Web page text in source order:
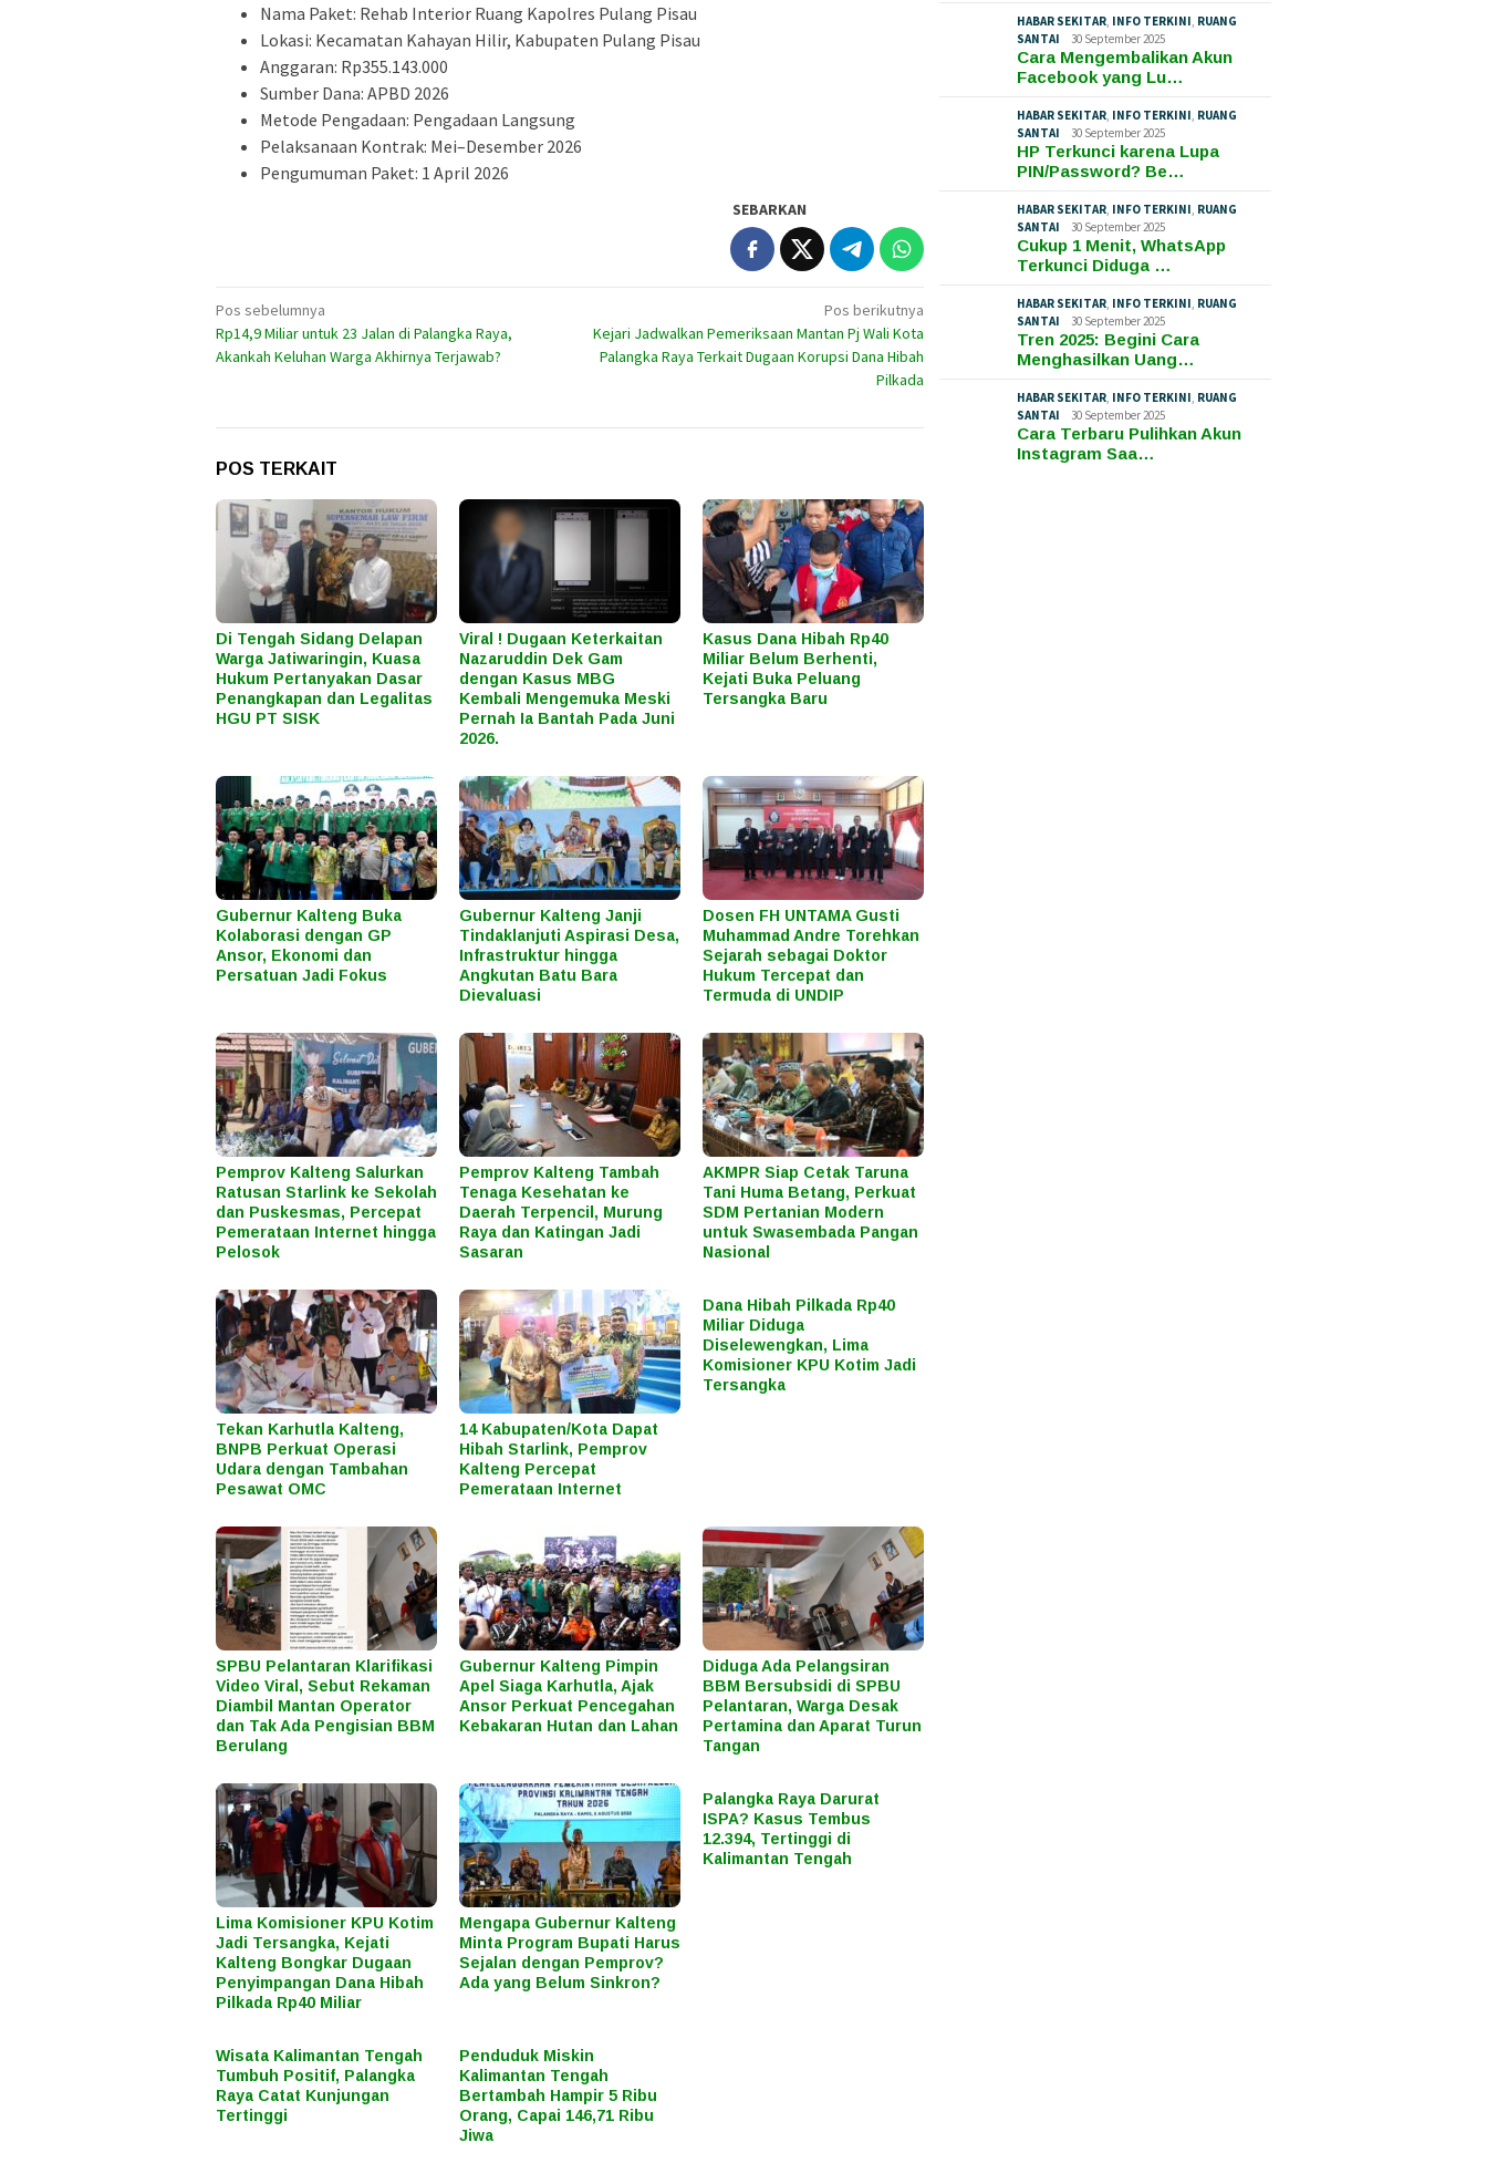
Nama Paket: Rehab Interior Ruang Kapolres Pulang Pisau
Lokasi: Kecamatan Kahayan Hilir, Kabupaten Pulang Pisau
Anggaran: Rp355.143.000
Sumber Dana: APBD 2026
Metode Pengadaan: Pengadaan Langsung
Pelaksanaan Kontrak: Mei–Desember 2026
Pengumuman Paket: 1 April 2026
SEBARKAN
Navigasi
pos
Pos sebelumnya
Rp14,9 Miliar untuk 23 Jalan di Palangka Raya,
Akankah Keluhan Warga Akhirnya Terjawab?
Pos berikutnya
Kejari Jadwalkan Pemeriksaan Mantan Pj Wali Kota
Palangka Raya Terkait Dugaan Korupsi Dana Hibah
Pilkada
POS TERKAIT
Di Tengah Sidang Delapan
Warga Jatiwaringin, Kuasa
Hukum Pertanyakan Dasar
Penangkapan dan Legalitas
HGU PT SISK
Viral ! Dugaan Keterkaitan
Nazaruddin Dek Gam
dengan Kasus MBG
Kembali Mengemuka Meski
Pernah Ia Bantah Pada Juni
2026.
Kasus Dana Hibah Rp40
Miliar Belum Berhenti,
Kejati Buka Peluang
Tersangka Baru
Gubernur Kalteng Buka
Kolaborasi dengan GP
Ansor, Ekonomi dan
Persatuan Jadi Fokus
Gubernur Kalteng Janji
Tindaklanjuti Aspirasi Desa,
Infrastruktur hingga
Angkutan Batu Bara
Dievaluasi
Dosen FH UNTAMA Gusti
Muhammad Andre Torehkan
Sejarah sebagai Doktor
Hukum Tercepat dan
Termuda di UNDIP
Pemprov Kalteng Salurkan
Ratusan Starlink ke Sekolah
dan Puskesmas, Percepat
Pemerataan Internet hingga
Pelosok
Pemprov Kalteng Tambah
Tenaga Kesehatan ke
Daerah Terpencil, Murung
Raya dan Katingan Jadi
Sasaran
AKMPR Siap Cetak Taruna
Tani Huma Betang, Perkuat
SDM Pertanian Modern
untuk Swasembada Pangan
Nasional
Tekan Karhutla Kalteng,
BNPB Perkuat Operasi
Udara dengan Tambahan
Pesawat OMC
14 Kabupaten/Kota Dapat
Hibah Starlink, Pemprov
Kalteng Percepat
Pemerataan Internet
Dana Hibah Pilkada Rp40
Miliar Diduga
Diselewengkan, Lima
Komisioner KPU Kotim Jadi
Tersangka
SPBU Pelantaran Klarifikasi
Video Viral, Sebut Rekaman
Diambil Mantan Operator
dan Tak Ada Pengisian BBM
Berulang
Gubernur Kalteng Pimpin
Apel Siaga Karhutla, Ajak
Ansor Perkuat Pencegahan
Kebakaran Hutan dan Lahan
Diduga Ada Pelangsiran
BBM Bersubsidi di SPBU
Pelantaran, Warga Desak
Pertamina dan Aparat Turun
Tangan
Lima Komisioner KPU Kotim
Jadi Tersangka, Kejati
Kalteng Bongkar Dugaan
Penyimpangan Dana Hibah
Pilkada Rp40 Miliar
Mengapa Gubernur Kalteng
Minta Program Bupati Harus
Sejalan dengan Pemprov?
Ada yang Belum Sinkron?
Palangka Raya Darurat
ISPA? Kasus Tembus
12.394, Tertinggi di
Kalimantan Tengah
Wisata Kalimantan Tengah
Tumbuh Positif, Palangka
Raya Catat Kunjungan
Tertinggi
Penduduk Miskin
Kalimantan Tengah
Bertambah Hampir 5 Ribu
Orang, Capai 146,71 Ribu
Jiwa
HABAR SEKITAR INFO TERKINI RUANG
SANTAI
30 September 2025
Cara Mengembalikan Akun
Facebook yang Lu…
HABAR SEKITAR INFO TERKINI RUANG
SANTAI
30 September 2025
HP Terkunci karena Lupa
PIN/Password? Be…
HABAR SEKITAR INFO TERKINI RUANG
SANTAI
30 September 2025
Cukup 1 Menit, WhatsApp
Terkunci Diduga …
HABAR SEKITAR INFO TERKINI RUANG
SANTAI
30 September 2025
Tren 2025: Begini Cara
Menghasilkan Uang…
HABAR SEKITAR INFO TERKINI RUANG
SANTAI
30 September 2025
Cara Terbaru Pulihkan Akun
Instagram Saa…